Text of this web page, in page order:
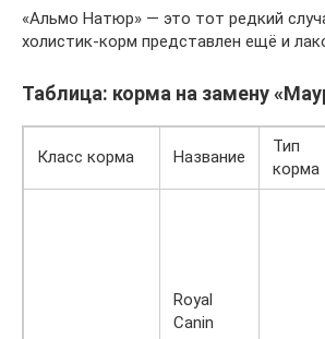
«Альмо Натюр» — это тот редкий
холистик-корм представлен ещё и
Таблица: корма на замену
Класс корма Название
Тип
корма
Royal
Canin